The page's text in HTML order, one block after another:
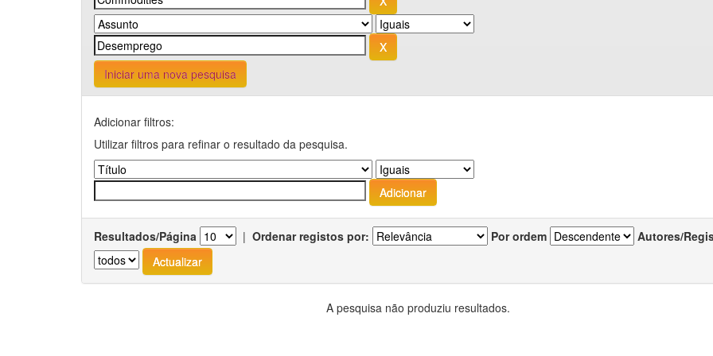
Iniciar uma nova pesquisa
Adicionar filtros:
Utilizar filtros para refinar o resultado da pesquisa.
Resultados/Página | Ordenar registos por: Por ordem Autores/
A pesquisa não produziu resultados.